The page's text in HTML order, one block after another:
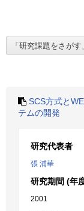
SCS方式と
テムの開発
研究代表者
張 浦華
研究期間 (年
2001